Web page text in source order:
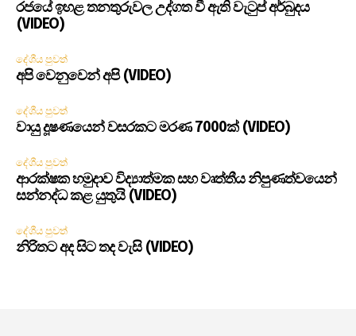
රජයේ ඉහළ තනතුරුවල උද්ගත වී ඇති වැටුප් අර්බුදය
(VIDEO)
දේශීය පුවත්
අපි වෙනුවෙන් අපි (VIDEO)
දේශීය පුවත්
වායු දූෂණයෙන් වසරකට මරණ 7000ක් (VIDEO)
දේශීය පුවත්
ආරක්ෂක හමුදාව විද්‍යාත්මක සහ වෘත්තීය නිපුණත්වයෙන්
සන්නද්ධ කළ යුතුයි (VIDEO)
දේශීය පුවත්
නිරිතට අද සිට තද වැසි (VIDEO)